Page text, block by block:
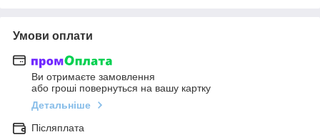
Умови оплати
Ви отримаєте замовлення
або гроші повернуться на вашу картку
Детальніше
Післяплата